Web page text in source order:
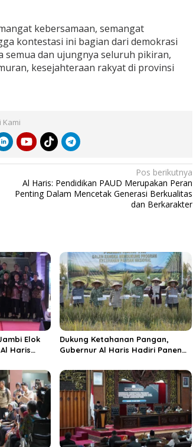
kebersamaan, semangat
kontestasi ini bagian dari demokrasi
dan ujungnya seluruh pikiran,
kesejahteraan rakyat di provinsi
Kami
Pos berikutnya
Al Haris: Pendidikan PAUD Merupakan Peran
Penting Dalam Mencetak Generasi Berkualitas
dan Berkarakter
Elok
Haris
Dukung Ketahanan Pangan,
Gubernur Al Haris Hadiri Panen
Tanjungjabung Timur